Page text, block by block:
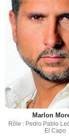
Marlon
Rôle : Pedro Pablo
El Capo